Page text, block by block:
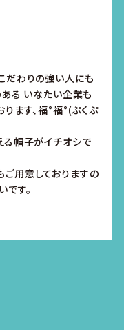
だわりの強い人にも
ある いなたい企業も
ます、福°福°(ぷくぷ
る帽子がイチオシで
用意しておりますの
す。